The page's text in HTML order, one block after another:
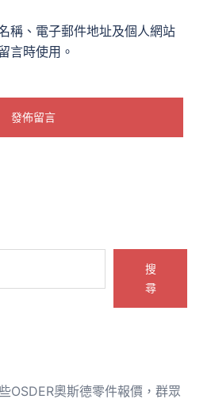
稱、電子郵件地址及個人網站
言時使用。
搜
尋
OSDER奧斯德零件報價，群眾